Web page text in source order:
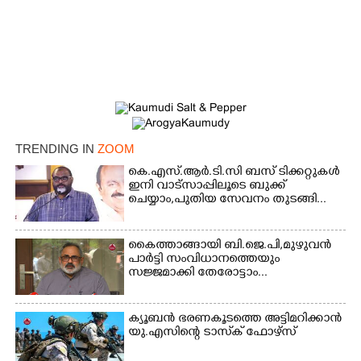
TRENDING IN ZOOM
കെ.എസ്.ആർ.ടി.സി ബസ് ടിക്കറ്റുകൾ
ഇനി വാട്സാപ്പിലൂടെ ബുക്ക്
ചെയ്യാം,പുതിയ സേവനം തുടങ്ങി...
കൈത്താങ്ങായി ബി.ജെ.പി,മുഴുവൻ
പാർട്ടി സംവിധാനത്തെയും
സജ്ജമാക്കി തേരോട്ടാം...
ക്യൂബൻ ഭരണകൂടത്തെ അട്ടിമറിക്കാൻ
യു.എസിന്റെ ടാസ്‌ക് ഫോഴ്സ്